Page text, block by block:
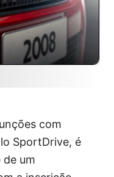
com
SportDrive, é
um